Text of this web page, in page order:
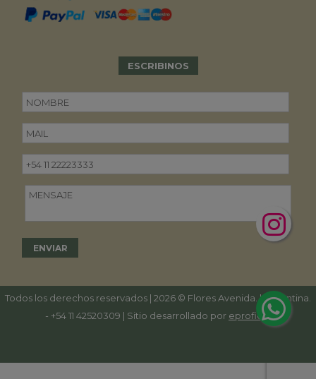
ESCRIBINOS
Todos los derechos reservados | 2026 © Flores Avenida. | Argentina.
- +54 11 42520309 | Sitio desarrollado por eproficio